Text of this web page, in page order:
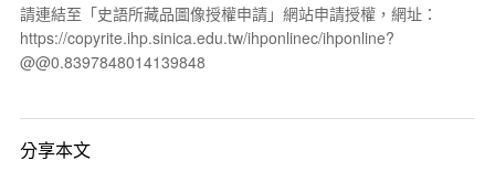
請連結至「史語所藏品圖像授權申請」網站申請授權，網址：
https://copyrite.ihp.sinica.edu.tw/ihponlinec/ihponline?
@@0.8397848014139848
分享本文